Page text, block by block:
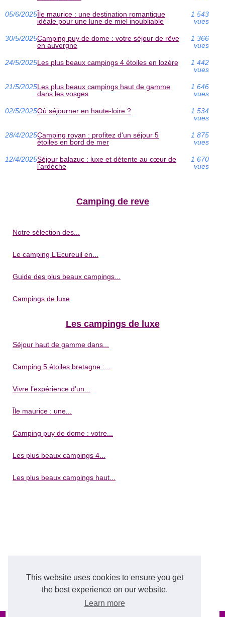
This website uses cookies to ensure you get
the best experience on our website.
Learn more
05/6/2025Île maurice : une destination romantique
idéale pour une lune de miel inoubliable
1 543
vues
30/5/2025Camping puy de dome : votre séjour de rêve
en auvergne
1 366
vues
24/5/2025Les plus beaux campings 4 étoiles en lozère
1 442
vues
21/5/2025Les plus beaux campings haut de gamme
dans les vosges
1 646
vues
02/5/2025Où séjourner en haute-loire ?
1 534
vues
28/4/2025Camping royan : profitez d'un séjour 5
étoiles en bord de mer
1 875
vues
12/4/2025Séjour balazuc : luxe et détente au cœur de
l'ardèche
1 670
vues
Camping de reve
Notre sélection des...
Le camping L’Ecureuil en...
Guide des plus beaux campings...
Campings de luxe
Les campings de luxe
Séjour haut de gamme dans...
Camping 5 étoiles bretagne :...
Vivre l’expérience d’un...
Île maurice : une...
Camping puy de dome : votre...
Les plus beaux campings 4...
Les plus beaux campings haut...